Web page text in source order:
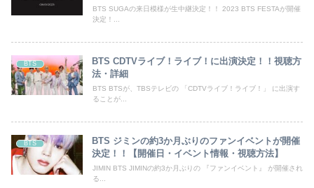
BTS SUGAの来日模様が生中継決定！！ 2023 BTS FESTAが開催
決定！...
BTS
BTS CDTVライブ！ライブ！に出演決定！！視聴方
法・詳細
BTS BTSが、TBSテレビの 「CDTVライブ！ライブ！」 に出演す
ることが...
BTS
BTS ジミンの約3か月ぶりのファンイベントが開催
決定！！【開催日・イベント情報・視聴方法】
JIMIN BTS JIMINの約3か月ぶりの 『ファンイベント』 が開催され
る...